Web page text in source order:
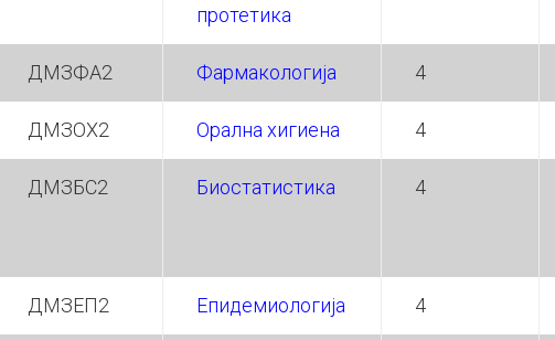
протетика
ДМЗФА2 Фармакологија 4
ДМЗОХ2 Орална хигиена 4
ДМЗБС2 Биостатистика 4
ДМЗЕП2 Епидемиологија 4